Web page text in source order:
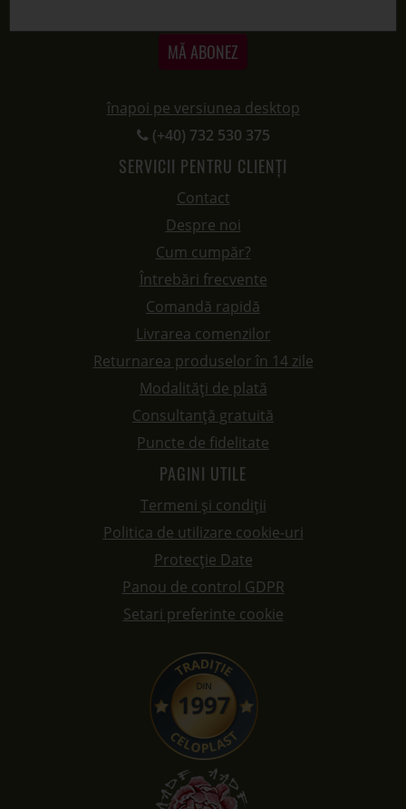
MĂ ABONEZ
înapoi pe versiunea desktop
(+40) 732 530 375
SERVICII PENTRU CLIENȚI
Contact
Despre noi
Cum cumpăr?
Întrebări frecvente
Comandă rapidă
Livrarea comenzilor
Returnarea produselor în 14 zile
Modalități de plată
Consultanță gratuită
Puncte de fidelitate
PAGINI UTILE
Termeni și condiții
Politica de utilizare cookie-uri
Protecție Date
Panou de control GDPR
Setari preferinte cookie